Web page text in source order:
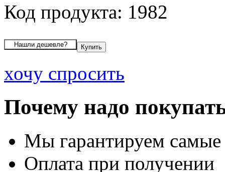
Код продукта: 1982
хочу спросить
Почему надо
Мы гарантируем
Оплата при получении